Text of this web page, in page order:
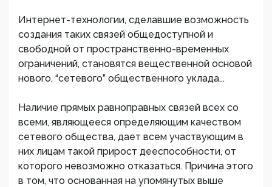
Интернет-технологии, сделавшие возможность
создания таких связей общедоступной и
свободной от пространственно-временных
ограничений, становятся вещественной основой
нового, “сетевого” общественного уклада...
Наличие прямых равноправных связей всех со
всеми, являющееся определяющим качеством
сетевого общества, дает всем участвующим в
них лицам такой прирост дееспособности, от
которого невозможно отказаться. Причина этого
в том, что основанная на упомянутых выше